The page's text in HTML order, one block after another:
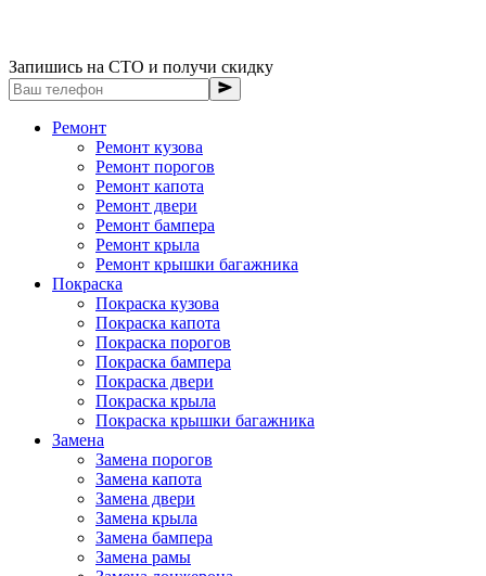
Запишись на СТО и получи скидку
Ремонт
Ремонт кузова
Ремонт порогов
Ремонт капота
Ремонт двери
Ремонт бампера
Ремонт крыла
Ремонт крышки багажника
Покраска
Покраска кузова
Покраска капота
Покраска порогов
Покраска бампера
Покраска двери
Покраска крыла
Покраска крышки багажника
Замена
Замена порогов
Замена капота
Замена двери
Замена крыла
Замена бампера
Замена рамы